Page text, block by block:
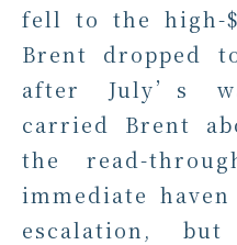
fell to the high-
Brent dropped
after July’s
carried Brent
the read-
immediate
escalation,